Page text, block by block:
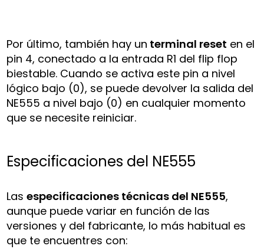
Por último, también hay un terminal reset en el
pin 4, conectado a la entrada R1 del flip flop
biestable. Cuando se activa este pin a nivel
lógico bajo (0), se puede devolver la salida del
NE555 a nivel bajo (0) en cualquier momento
que se necesite reiniciar.
Especificaciones del NE555
Lasespecificaciones técnicas del NE555,
aunque puede variar en función de las
versiones y del fabricante, lo más habitual es
que te encuentres con: